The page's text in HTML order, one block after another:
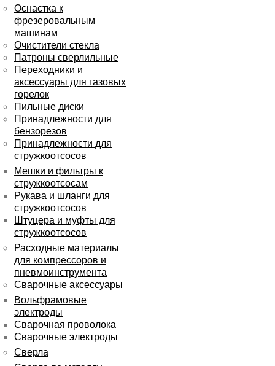
Оснастка к
фрезеровальным
машинам
Очистители стекла
Патроны сверлильные
Переходники и
аксессуары для газовых
горелок
Пильные диски
Принадлежности для
бензорезов
Принадлежности для
стружкоотсосов
Мешки и фильтры к
стружкоотсосам
Рукава и шланги для
стружкоотсосов
Штуцера и муфты для
стружкоотсосов
Расходные материалы
для компрессоров и
пневмоинструмента
Сварочные аксессуары
Вольфрамовые
электроды
Сварочная проволока
Сварочные электроды
Сверла